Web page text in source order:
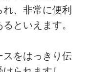
、非常に便利
といえます。
スをはっきり伝